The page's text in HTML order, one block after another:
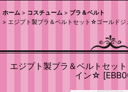
ホーム > コスチューム > ブラ＆ベルト
> エジプト製ブラ＆ベルトセット☆ゴールド
エジプト製ブラ＆ベルトセッ
イン☆ [